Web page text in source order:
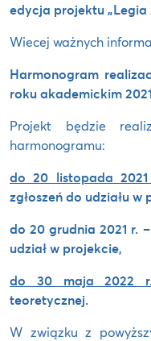
edycja projektu „Legia
Wiecej ważnych
Harmonogram
roku akademickim
Projekt będzie
harmonogramu:
do 20 listopada
zgłoszeń do udziału w
do 20 grudnia 2021 r.
udział w projekcie,
do 30 maja 2022
teoretycznej.
W związku z